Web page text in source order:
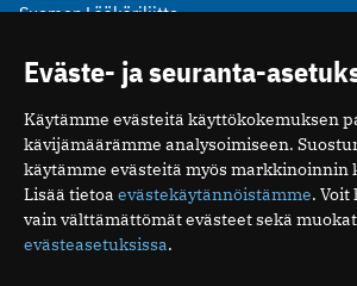
Suomen Lääkäriliitto
00510 Helsinki
puh. (09) 393 091
toimitus@potilaanlaakarilehti.fi
ISSN 2323-9476
Eväste- ja seuranta-
Käytämme evästeitä käyttökokemuksen
kävijämäärämme analysoimiseen.
käytämme evästeitä myös markkinoinnin
Lisää tietoa evästekäytännöistämme. Voit
vain välttämättömät evästeet sekä
evästeasetuksissa.